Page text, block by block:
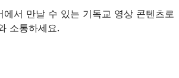
에서 만날 수 있는 기독교 영상 콘텐츠로
소통하세요.